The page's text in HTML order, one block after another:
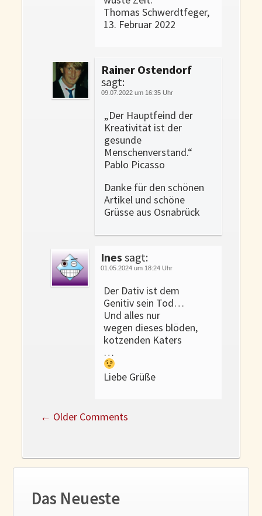
Thomas Schwerdtfeger,
13. Februar 2022
Rainer Ostendorf
sagt:
09.07.2022 um 16:35 Uhr
„Der Hauptfeind der
Kreativität ist der
gesunde
Menschenverstand.“
Pablo Picasso
Danke für den schönen
Artikel und schöne
Grüsse aus Osnabrück
Ines sagt:
01.05.2024 um 18:24 Uhr
Der Dativ ist dem
Genitiv sein Tod…
Und alles nur
wegen dieses blöden,
kotzenden Katers
…
Liebe Grüße
← Older Comments
Das Neueste